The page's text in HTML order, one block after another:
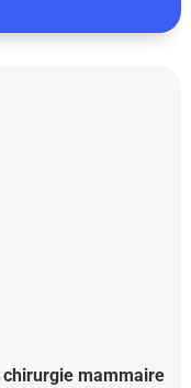
chirurgie mammaire